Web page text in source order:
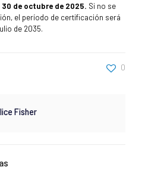
de octubre de 2025. Si no se
el período de certificación será
de 2035.
0
Fisher